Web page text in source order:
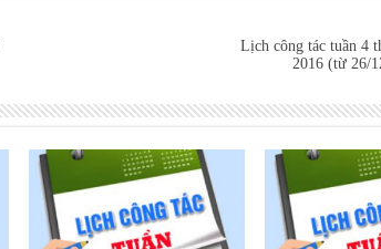
Lịch công tác tuần 4
2016 (từ 26/